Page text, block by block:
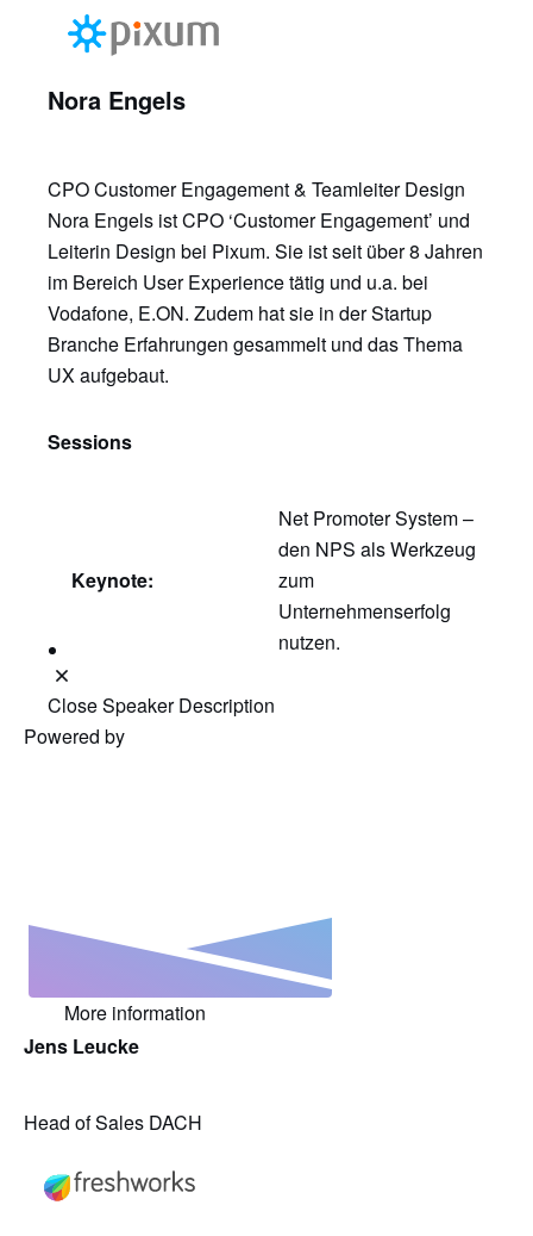
Nora Engels
CPO Customer Engagement & Teamleiter Design
Nora Engels ist CPO ‘Customer Engagement’ und
Leiterin Design bei Pixum. Sie ist seit über 8 Jahren
im Bereich User Experience tätig und u.a. bei
Vodafone, E.ON. Zudem hat sie in der Startup
Branche Erfahrungen gesammelt und das Thema
UX aufgebaut.
Sessions
Keynote:
Net Promoter System –
den NPS als Werkzeug
zum
Unternehmenserfolg
nutzen.
Close Speaker Description
Powered by
More information
Jens Leucke
Head of Sales DACH